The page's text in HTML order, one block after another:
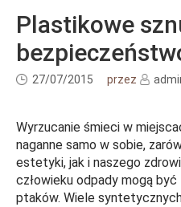
Plastikowe
27/07/2015 przez
Wyrzucanie śmieci w
naganne samo w sobie,
estetyki, jak i naszego
człowieku odpady mogą
ptaków. Wiele